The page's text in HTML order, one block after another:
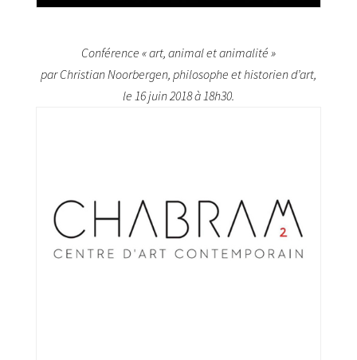
Conférence « art, animal et animalité »
par Christian Noorbergen, philosophe et historien d’art,
le 16 juin 2018 à 18h30.